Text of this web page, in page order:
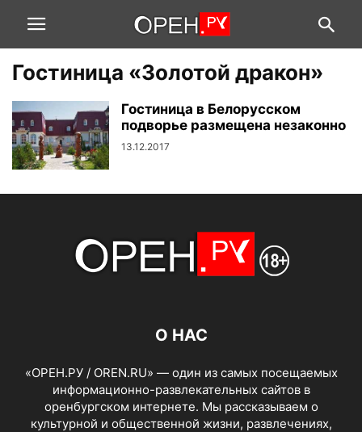
Гостиница «Золотой дракон»
Гостиница в Белорусском
подворье размещена незаконно
13.12.2017
О НАС
«ОРЕН.РУ / OREN.RU» — один из самых посещаемых
информационно-развлекательных сайтов в
оренбургском интернете. Мы рассказываем о
культурной и общественной жизни, развлечениях,